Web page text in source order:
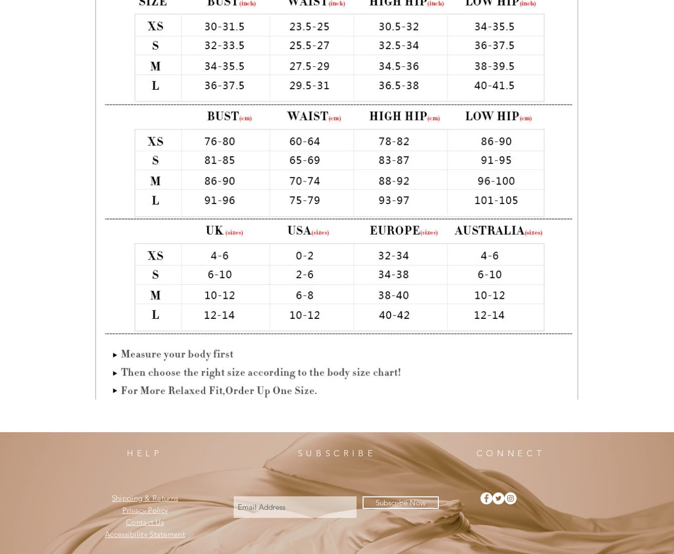
HELP
Shipping & Returns
Privacy Policy
Contact Us
Accessibility Statement
SUBSCRIBE CONNECT
Subscribe Now